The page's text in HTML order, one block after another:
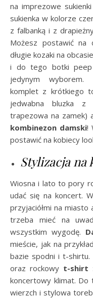
na imprezowe sukienki
sukienka w kolorze
z falbanką i z
Możesz postawić na
długie kozaki na
i do tego botki peep
jedynym wyborem.
komplet z krótkiego
jedwabna bluzka z
trapezowa na zamek)
kombinezon damski!
postawić na kobiecy
Stylizacja na
Wiosna i lato to pory
udać się na koncert.
przyjaciółmi na
trzeba mieć na
wszystkim wygodę.
mieście, jak na
bazie spodni i t-shirtu.
oraz rockowy t-shirt
koncertowy klimat. Do
wierzch i stylowa